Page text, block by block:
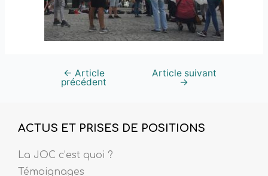
← Article
précédent
Article suivant
→
ACTUS ET PRISES DE POSITIONS
La JOC c’est quoi ?
Témoignages